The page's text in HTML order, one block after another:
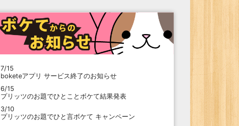
7/15
boketeアプリ サービス終了のお知らせ
6/15
プリッツのお題でひとことボケて結果発表
3/10
プリッツのお題でひと言ボケて キャンペーン